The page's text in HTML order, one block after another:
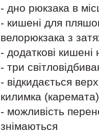
- дно рюкзака в
- кишені для
велорюкзака з
- додаткові кишені
- три
- відкидається
килимка
- можливість
знімаються